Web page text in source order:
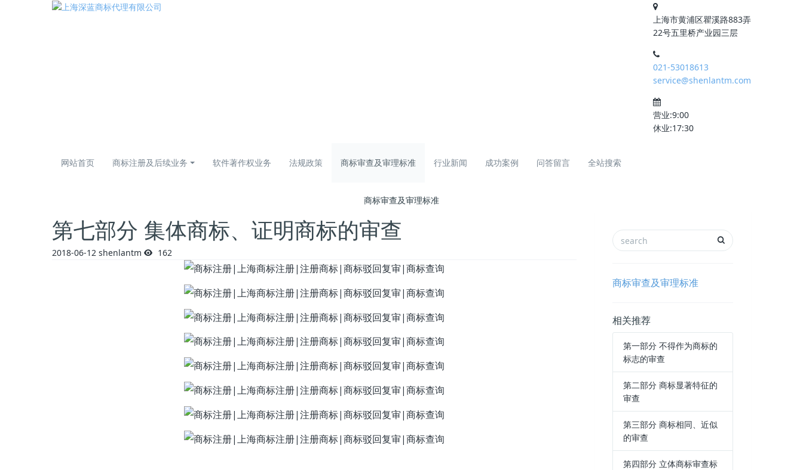
上海市黄浦区瞿溪路883弄
22号五里桥产业园三层
021-53018613
service@shenlantm.com
营业:9:00
休业:17:30
网站首页 商标注册及后续业务 软件著作权业务 法规政策 商标审查及审理标准 行业新闻 成功案例 问答留言 全站搜索
商标审查及审理标准
第七部分 集体商标、证明商标的审查
2018-06-12 shenlantm 162
商标审查及审理标准
相关推荐
第一部分 不得作为商标的
标志的审查
第二部分 商标显著特征的
审查
第三部分 商标相同、近似
的审查
第四部分 立体商标审查标